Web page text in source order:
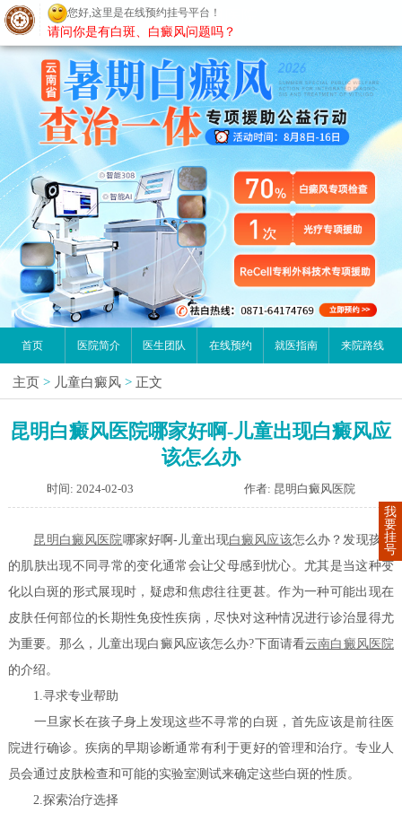
昆明白癜风医院
首页 医院简介 医生团队 在线预约 就医指南 来院路线
主页 > 儿童白癜风 > 正文
昆明白癜风医院哪家好啊-儿童出现白癜风应
该怎么办
时间: 2024-02-03 作者: 昆明白癜风医院
昆明白癜风医院哪家好啊-儿童出现白癜风应该怎么办？发现孩子
的肌肤出现不同寻常的变化通常会让父母感到忧心。尤其是当这种变
化以白斑的形式展现时，疑虑和焦虑往往更甚。作为一种可能出现在
皮肤任何部位的长期性免疫性疾病，尽快对这种情况进行诊治显得尤
为重要。那么，儿童出现白癜风应该怎么办?下面请看云南白癜风医院
的介绍。
1.寻求专业帮助
一旦家长在孩子身上发现这些不寻常的白斑，首先应该是前往医
院进行确诊。疾病的早期诊断通常有利于更好的管理和治疗。专业人
员会通过皮肤检查和可能的实验室测试来确定这些白斑的性质。
2.探索治疗选择
我
要
挂
号
您好,这里是在线预约挂号平台！
请问你是有白斑、白癜风问题吗？